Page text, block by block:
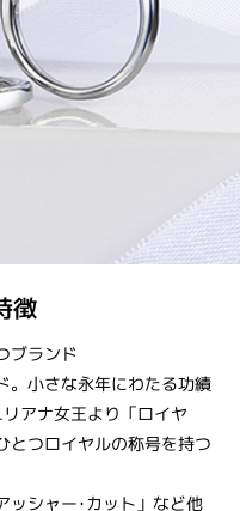
徴
ブランド
。小さな永年にわたる功績
アナ女王より「ロイヤ
とつロイヤルの称号を持つ
ッシャー･カット」など他